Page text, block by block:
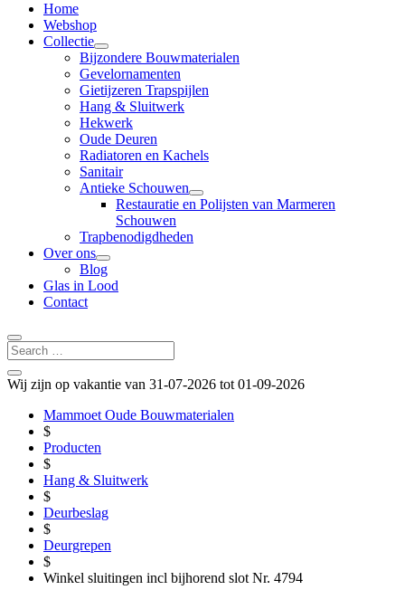
Home
Webshop
Collectie
Bijzondere Bouwmaterialen
Gevelornamenten
Gietijzeren Trapspijlen
Hang & Sluitwerk
Hekwerk
Oude Deuren
Radiatoren en Kachels
Sanitair
Antieke Schouwen
Restauratie en Polijsten van Marmeren
Schouwen
Trapbenodigdheden
Over ons
Blog
Glas in Lood
Contact
Wij zijn op vakantie van 31-07-2026 tot 01-09-2026
Mammoet Oude Bouwmaterialen
$
Producten
$
Hang & Sluitwerk
$
Deurbeslag
$
Deurgrepen
$
Winkel sluitingen incl bijhorend slot Nr. 4794